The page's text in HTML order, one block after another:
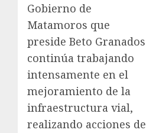
Gobierno de
Matamoros que
preside Beto Granados
continúa trabajando
intensamente en el
mejoramiento de la
infraestructura vial,
realizando acciones de